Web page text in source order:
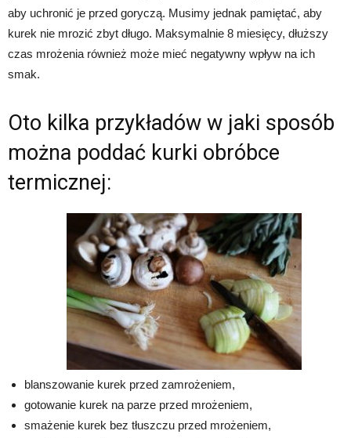
aby uchronić je przed goryczą. Musimy jednak pamiętać, aby
kurek nie mrozić zbyt długo. Maksymalnie 8 miesięcy, dłuższy
czas mrożenia również może mieć negatywny wpływ na ich
smak.
Oto kilka przykładów w jaki sposób
można poddać kurki obróbce
termicznej:
blanszowanie kurek przed zamrożeniem,
gotowanie kurek na parze przed mrożeniem,
smażenie kurek bez tłuszczu przed mrożeniem,